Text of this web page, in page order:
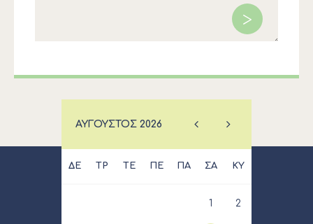
ΑΎΓΟΥΣΤΟΣ 2026
ΔΕ ΤΡ ΤΕ ΠΕ ΠΑ ΣΑ ΚΥ
1 2